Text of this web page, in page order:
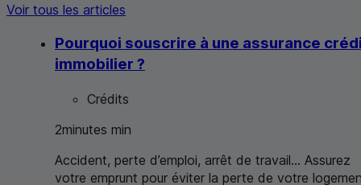
Voir tous les articles
Pourquoi souscrire à une assurance
immobilier ?
Crédits
2minutes min
Accident, perte d’emploi, arrêt de travail... Assurez
votre emprunt pour éviter la perte de votre